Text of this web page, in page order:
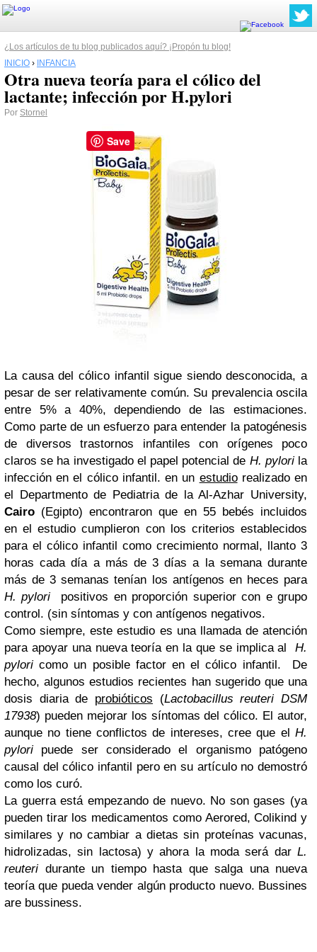
¿Los artículos de tu blog publicados aquí? ¡Propón tu blog!
INICIO › INFANCIA
Otra nueva teoría para el cólico del
lactante; infección por H.pylori
Por Stornel
La causa del cólico infantil sigue siendo desconocida, a
pesar de ser relativamente común. Su prevalencia oscila
entre 5% a 40%, dependiendo de las estimaciones.
Como parte de un esfuerzo para entender la patogénesis
de diversos trastornos infantiles con orígenes poco
claros se ha investigado el papel potencial de H. pylorila
infección en el cólico infantil. en un estudiorealizado en
el Departmento de Pediatria de la Al-Azhar University,
Cairo (Egipto) encontraron que en 55 bebés incluidos
en el estudio cumplieron con los criterios establecidos
para el cólico infantil como crecimiento normal, llanto 3
horas cada día a más de 3 días a la semana durante
más de 3 semanas tenían los antígenos en heces para
H. pylori
positivos en proporción superior con e grupo
control. (sin síntomas y con antígenos negativos.
Como siempre, este estudio es una llamada de atención
para apoyar una nueva teoría en la que se implica al H.
pyloricomo un posible factor en el cólico infantil. De
hecho, algunos estudios recientes han sugerido que una
dosis diaria de probióticos (Lactobacillus reuteri DSM
17938) pueden mejorar los síntomas del cólico. El autor,
aunque no tiene conflictos de intereses, cree que el H.
pylori puede ser considerado el organismo patógeno
causal del cólico infantil pero en su artículo no demostró
como los curó.
La guerra está empezando de nuevo. No son gases (ya
pueden tirar los medicamentos como Aerored, Colikind y
similares y no cambiar a dietas sin proteínas vacunas,
hidrolizadas, sin lactosa) y ahora la moda será dar L.
reuteri durante un tiempo hasta que salga una nueva
teoría que pueda vender algún producto nuevo. Bussines
are bussiness.
Save